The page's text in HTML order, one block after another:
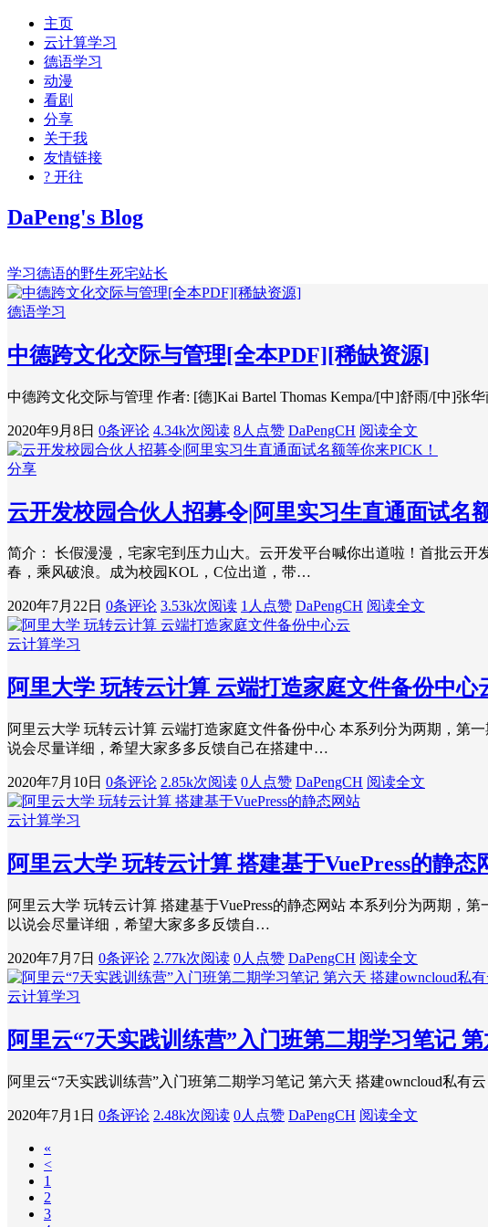
主页
云计算学习
德语学习
动漫
看剧
分享
关于我
友情链接
? 开往
DaPeng's Blog
学习德语的野生死宅站长
德语学习
中德跨文化交际与管理[全本PDF][稀缺资源]
中德跨文化交际与管理 作者: [德]Kai Bartel Thomas Kempa/[中]舒雨/[中]
2020年9月8日 0条评论 4.34k次阅读 8人点赞 DaPengCH 阅读全文
分享
云开发校园合伙人招募令|阿里实习生直通面试名
简介： 长假漫漫，宅家宅到压力山大。云开发平台喊你出道啦！首批云开
春，乘风破浪。成为校园KOL，C位出道，带…
2020年7月22日 0条评论 3.53k次阅读 1人点赞 DaPengCH 阅读全文
云计算学习
阿里大学 玩转云计算 云端打造家庭文件备份中心
阿里云大学 玩转云计算 云端打造家庭文件备份中心 本系列分为两期，第
说会尽量详细，希望大家多多反馈自己在搭建中…
2020年7月10日 0条评论 2.85k次阅读 0人点赞 DaPengCH 阅读全文
云计算学习
阿里云大学 玩转云计算 搭建基于VuePress的静态
阿里云大学 玩转云计算 搭建基于VuePress的静态网站 本系列分为两期，
以说会尽量详细，希望大家多多反馈自…
2020年7月7日 0条评论 2.77k次阅读 0人点赞 DaPengCH 阅读全文
云计算学习
阿里云“7天实践训练营”入门班第二期学习笔记
阿里云“7天实践训练营”入门班第二期学习笔记 第六天 搭建owncloud私有
2020年7月1日 0条评论 2.48k次阅读 0人点赞 DaPengCH 阅读全文
«
<
1
2
3